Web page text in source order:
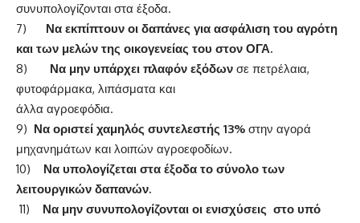
συνυπολογίζονται στα έξοδα.
7) Να εκπίπτουν οι δαπάνες για ασφάλιση του αγρότη
και των μελών της οικογενείας του στον ΟΓΑ.
8) Να μην υπάρχει πλαφόν εξόδων σε πετρέλαια,
φυτοφάρμακα, λιπάσματα και
άλλα αγροεφόδια.
9) Να οριστεί χαμηλός συντελεστής 13% στην αγορά
μηχανημάτων και λοιπών αγροεφοδίων.
10) Να υπολογίζεται στα έξοδα το σύνολο των
λειτουργικών δαπανών.
11) Να μην συνυπολογίζονται οι ενισχύσεις στο υπό